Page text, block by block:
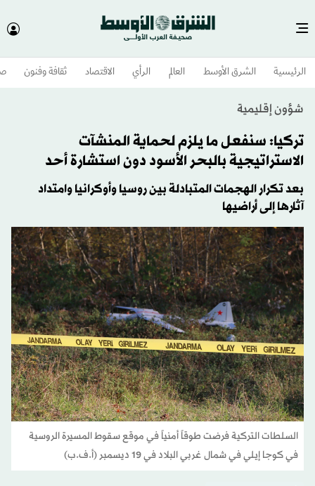
الرئيسية الشرق الأوسط​ العالم الرأي الاقتصاد ثقافة وفنون
شؤون إقليمية
تركيا: سنفعل ما يلزم لحماية المنشآت
الاستراتيجية بالبحر الأسود دون استشارة أحد
بعد تكرار الهجمات المتبادلة بين روسيا وأوكرانيا وامتداد
آثارها إلى أراضيها
السلطات التركية فرضت طوقاً أمنياً في موقع سقوط المسيرة الروسية
في كوجا إيلي في شمال غربي البلاد في 19 ديسمبر (أ.ف.ب)